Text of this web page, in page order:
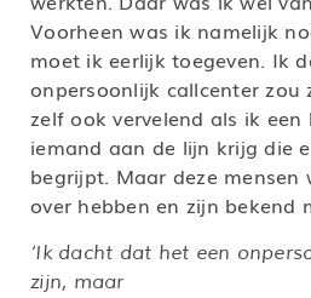
Voorheen was ik namelijk
moet ik eerlijk toegeven. Ik
onpersoonlijk callcenter zou
zelf ook vervelend als ik een
iemand aan de lijn krijg die
begrijpt. Maar deze mensen
over hebben en zijn bekend
‘Ik dacht dat het een
zijn, maar